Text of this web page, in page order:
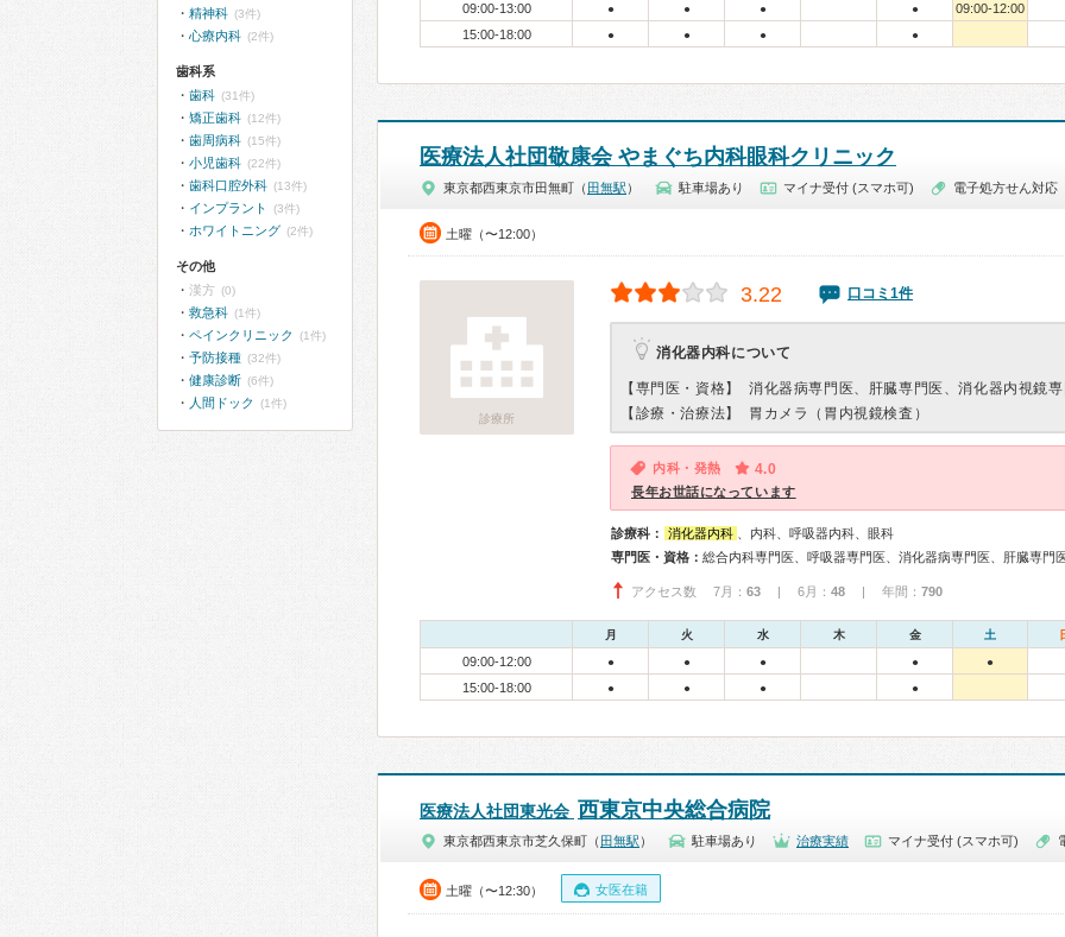
09:00-13:00 ● ● ● ●
09:00-12:00
15:00-18:00
● ● ● ●
医療法人社団敬康会 やまぐち内科眼科クリニック
東京都西東京市田無町（ 田無駅 ） 駐車場あり マイナ受付 (スマホ可) 電子処方せん対応
土曜（〜12:00）
診療所
3.22 口コミ1件
消化器内科について
【専門医・資格】
消化器病専門医、肝臓専門医、消化器内視鏡
【診療・治療法】
胃カメラ（胃内視鏡検査）
内科・発熱 4.0
長年お世話になっています
診療科： 消化器内科
、内科、呼吸器内科、眼科
専門医・資格：
アクセス数 7月： 63 | 6月： 48 | 年間： 790
月 火 水 木 金 土
09:00-12:00 ● ● ● ● ●
15:00-18:00 ● ● ● ●
医療法人社団東光会 西東京中央総合病院
東京都西東京市芝久保町（ 田無駅 ） 駐車場あり 治療実績 マイナ受付 (スマホ可)
土曜（〜12:30） 女医在籍
精神科 (3件)
心療内科 (2件)
歯科系
歯科 (31件)
矯正歯科 (12件)
歯周病科 (15件)
小児歯科 (22件)
歯科口腔外科 (13件)
インプラント (3件)
ホワイトニング (2件)
その他
漢方 (0)
救急科 (1件)
ペインクリニック (1件)
予防接種 (32件)
健康診断 (6件)
人間ドック (1件)